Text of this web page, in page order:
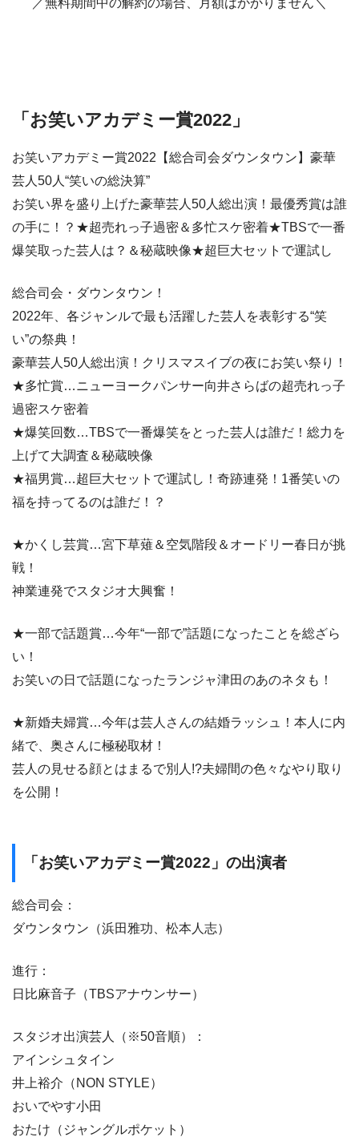
「お笑いアカデミー賞2022」
お笑いアカデミー賞2022【総合司会ダウンタウン】豪華
芸人50人“笑いの総決算”
お笑い界を盛り上げた豪華芸人50人総出演！最優秀賞は誰
の手に！？★超売れっ子過密＆多忙スケ密着★TBSで一番
爆笑取った芸人は？＆秘蔵映像★超巨大セットで運試し
総合司会・ダウンタウン！
2022年、各ジャンルで最も活躍した芸人を表彰する“笑
い”の祭典！
豪華芸人50人総出演！クリスマスイブの夜にお笑い祭り！
★多忙賞…ニューヨークパンサー向井さらばの超売れっ子
過密スケ密着
★爆笑回数…TBSで一番爆笑をとった芸人は誰だ！総力を
上げて大調査＆秘蔵映像
★福男賞…超巨大セットで運試し！奇跡連発！1番笑いの
福を持ってるのは誰だ！？
★かくし芸賞…宮下草薙＆空気階段＆オードリー春日が挑
戦！
神業連発でスタジオ大興奮！
★一部で話題賞…今年“一部で”話題になったことを総ざら
い！
お笑いの日で話題になったランジャ津田のあのネタも！
★新婚夫婦賞…今年は芸人さんの結婚ラッシュ！本人に内
緒で、奥さんに極秘取材！
芸人の見せる顔とはまるで別人!?夫婦間の色々なやり取り
を公開！
「お笑いアカデミー賞2022」の出演者
総合司会：
ダウンタウン（浜田雅功、松本人志）
進行：
日比麻音子（TBSアナウンサー）
スタジオ出演芸人（※50音順）：
アインシュタイン
井上裕介（NON STYLE）
おいでやす小田
おたけ（ジャングルポケット）